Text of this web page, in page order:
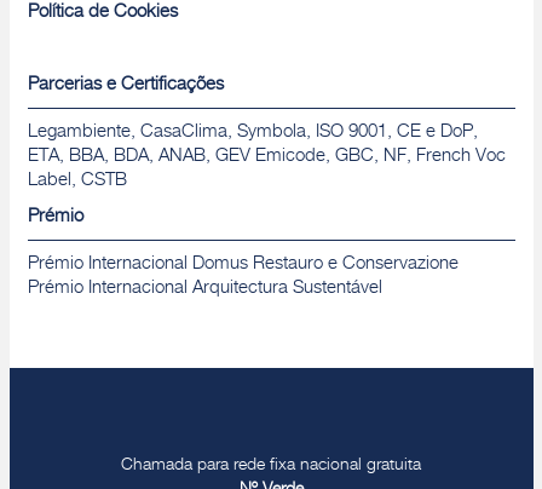
Política de Cookies
Parcerias e Certificações
Legambiente, CasaClima, Symbola, ISO 9001, CE e DoP,
ETA, BBA, BDA, ANAB, GEV Emicode, GBC, NF, French Voc
Label, CSTB
Prémio
Prémio Internacional Domus Restauro e Conservazione
Prémio Internacional Arquitectura Sustentável
Chamada para rede fixa nacional gratuita